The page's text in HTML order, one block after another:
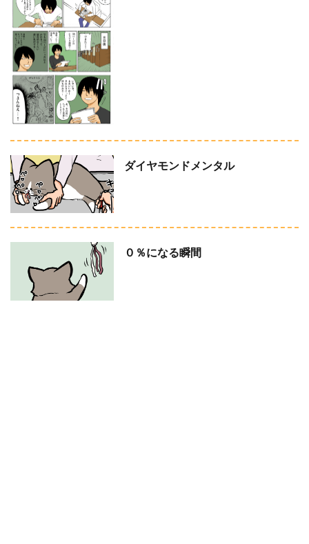
ダイヤモンドメンタル
０％になる瞬間